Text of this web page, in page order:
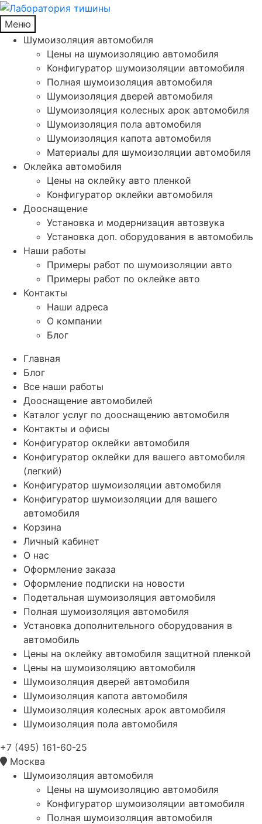
Меню
Шумоизоляция автомобиля
Цены на шумоизоляцию автомобиля
Конфигуратор шумоизоляции автомобиля
Полная шумоизоляция автомобиля
Шумоизоляция дверей автомобиля
Шумоизоляция колесных арок автомобиля
Шумоизоляция пола автомобиля
Шумоизоляция капота автомобиля
Материалы для шумоизоляции автомобиля
Оклейка автомобиля
Цены на оклейку авто пленкой
Конфигуратор оклейки автомобиля
Дооснащение
Установка и модернизация автозвука
Установка доп. оборудования в автомобиль
Наши работы
Примеры работ по шумоизоляции авто
Примеры работ по оклейке авто
Контакты
Наши адреса
О компании
Блог
Главная
Блог
Все наши работы
Дооснащение автомобилей
Каталог услуг по дооснащению автомобиля
Контакты и офисы
Конфигуратор оклейки автомобиля
Конфигуратор оклейки для вашего автомобиля
(легкий)
Конфигуратор шумоизоляции автомобиля
Конфигуратор шумоизоляции для вашего
автомобиля
Корзина
Личный кабинет
О нас
Оформление заказа
Оформление подписки на новости
Подетальная шумоизоляция автомобиля
Полная шумоизоляция автомобиля
Установка дополнительного оборудования в
автомобиль
Цены на оклейку автомобиля защитной пленкой
Цены на шумоизоляцию автомобиля
Шумоизоляция дверей автомобиля
Шумоизоляция капота автомобиля
Шумоизоляция колесных арок автомобиля
Шумоизоляция пола автомобиля
+7 (495) 161-60-25
Москва
Шумоизоляция автомобиля
Цены на шумоизоляцию автомобиля
Конфигуратор шумоизоляции автомобиля
Полная шумоизоляция автомобиля